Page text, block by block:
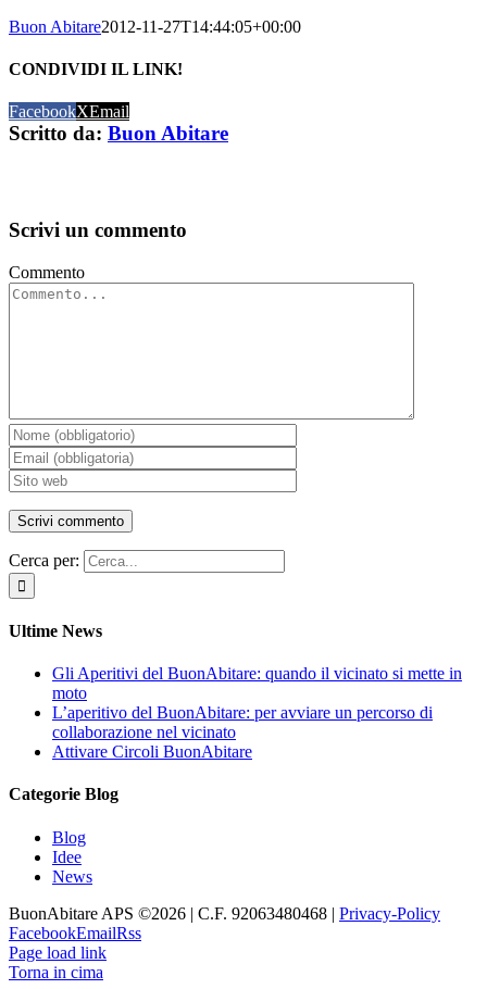
Buon Abitare2012-11-27T14:44:05+00:00
CONDIVIDI IL LINK!
FacebookXEmail
Scritto da: Buon Abitare
Scrivi un commento
Commento
Cerca per:
Ultime News
Gli Aperitivi del BuonAbitare: quando il vicinato si mette in
moto
L’aperitivo del BuonAbitare: per avviare un percorso di
collaborazione nel vicinato
Attivare Circoli BuonAbitare
Categorie Blog
Blog
Idee
News
BuonAbitare APS ©2026 | C.F. 92063480468 | Privacy-Policy
FacebookEmailRss
Page load link
Torna in cima